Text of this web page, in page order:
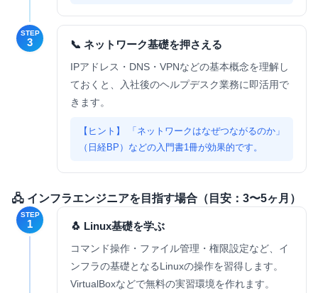
STEP
3 📞 ネットワーク基礎を押さえる
IPアドレス・DNS・VPNなどの基本概念を理解し
ておくと、入社後のヘルプデスク業務に即活用で
きます。
「ネットワークはなぜつながるのか」
（日経BP）などの入門書1冊が効果的です。
🖧 インフラエンジニアを目指す場合（目安：3〜5ヶ月）
STEP
1 🐧 Linux基礎を学ぶ
コマンド操作・ファイル管理・権限設定など、イ
ンフラの基礎となるLinuxの操作を習得します。
VirtualBoxなどで無料の実習環境を作れます。